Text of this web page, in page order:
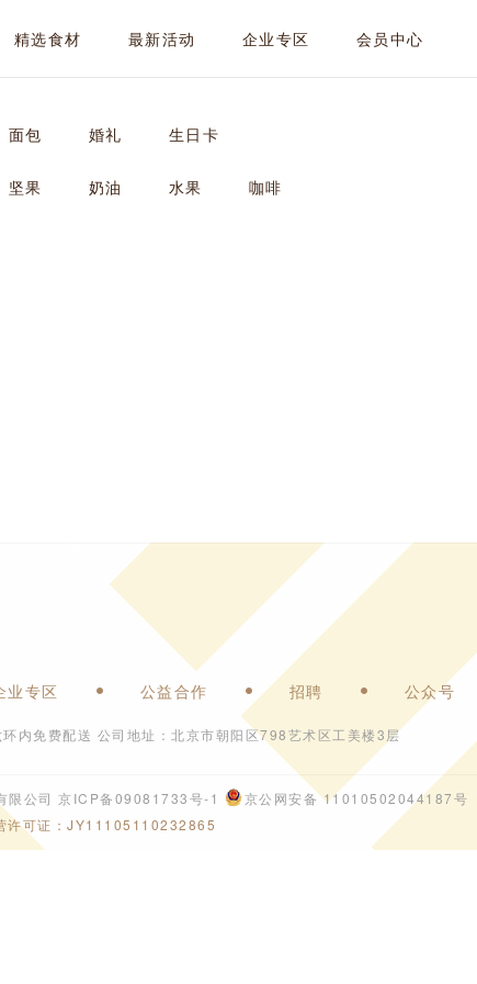
精选食材 最新活动 企业专区 会员中心
面包 婚礼 生日卡
坚果 奶油 水果 咖啡
业专区 公益合作 招聘 公众号
内免费配送 公司地址：北京市朝阳区798艺术区工美楼3层
公司 京ICP备09081733号-1
京公网安备 11010502044187号
许可证：JY11105110232865